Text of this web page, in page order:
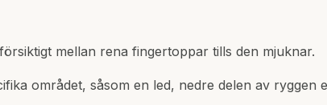
mellan rena fingertoppar tills den mjuknar.
området, såsom en led, nedre delen av ryggen